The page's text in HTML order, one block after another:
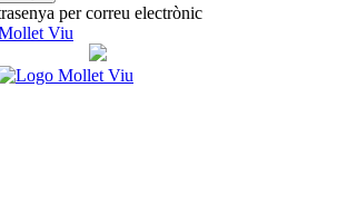
per correu electrònic
Viu